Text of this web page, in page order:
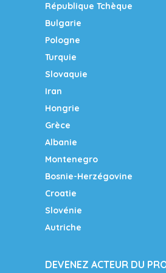
République Tchèque
Bulgarie
Pologne
Turquie
Slovaquie
Iran
Hongrie
Grèce
Albanie
Montenegro
Bosnie-Herzégovine
Croatie
Slovénie
Autriche
DEVENEZ ACTEUR DU